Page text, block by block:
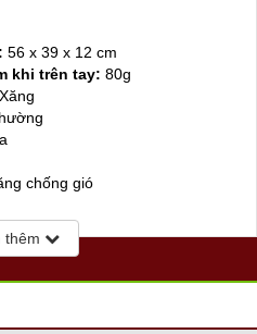
56 x 39 x 12 cm
khi trên tay: 80g
Xăng
chống gió
thêm